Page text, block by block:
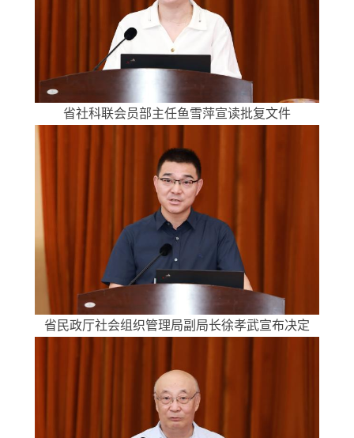
省社科联会员部主任鱼雪萍宣读批复文件
省民政厅社会组织管理局副局长徐孝武宣布决定